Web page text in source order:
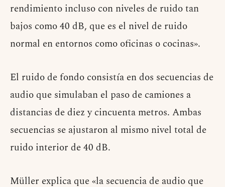
rendimiento incluso con niveles de ruido tan
bajos como 40 dB, que es el nivel de ruido
normal en entornos como oficinas o cocinas».
El ruido de fondo consistía en dos secuencias de
audio que simulaban el paso de camiones a
distancias de diez y cincuenta metros. Ambas
secuencias se ajustaron al mismo nivel total de
ruido interior de 40 dB.
Müller explica que «la secuencia de audio que